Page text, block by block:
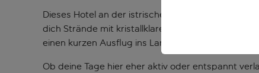
Dieses Hotel an der istrischen Riviera in Kroatien
dich Strände mit kristallklarem Wasser, die von
einen kurzen Ausflug ins Landesinnere entfernt
Ob deine Tage hier eher aktiv oder entspannt